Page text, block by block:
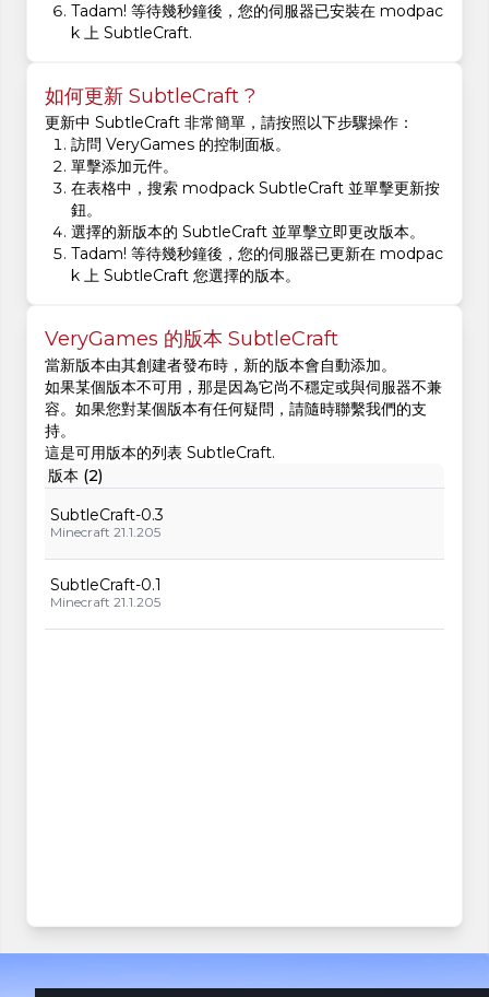
Tadam! 等待幾秒鐘後，您的伺服器已安裝在 modpac
k 上 SubtleCraft.
如何更新 SubtleCraft ?
更新中 SubtleCraft 非常簡單，請按照以下步驟操作：
訪問 VeryGames 的控制面板。
單擊添加元件。
在表格中，搜索 modpack SubtleCraft 並單擊更新按
鈕。
選擇的新版本的 SubtleCraft 並單擊立即更改版本。
Tadam! 等待幾秒鐘後，您的伺服器已更新在 modpac
k 上 SubtleCraft 您選擇的版本。
VeryGames 的版本 SubtleCraft
當新版本由其創建者發布時，新的版本會自動添加。
如果某個版本不可用，那是因為它尚不穩定或與伺服器不兼
容。如果您對某個版本有任何疑問，請隨時聯繫我們的支
持。
這是可用版本的列表 SubtleCraft.
版本 (2)
SubtleCraft-0.3
Minecraft 21.1.205
SubtleCraft-0.1
Minecraft 21.1.205